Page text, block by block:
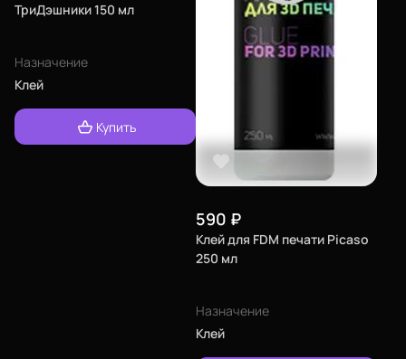
ТриДэшники 150 мл
Назначение
Клей
Купить
590 ₽
Клей для FDM печати Picaso
250 мл
Назначение
Клей